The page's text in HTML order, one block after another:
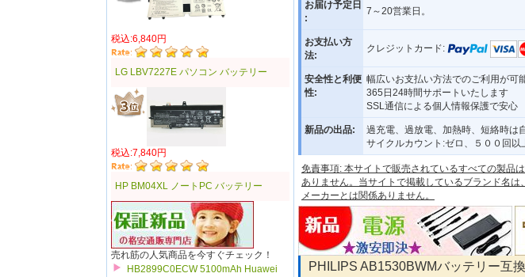
税込:6,840円
LG LBV7227E パソコン バッテリー
税込:7,840円
HP BM04XL ノートPC バッテリー
売れ筋の人気商品を今すぐチェック！
HB2899C0ECW 5100mAh Huawei
お届け予定日
:
7～20営業日。
お支払い方
法:
クレジットカード:
安全性と利便
性:
幅広いお支払い方法でのご利用が可
365日24時間サポートいたします
SSL通信による個人情報保護で安心
新品の出品:
過充電、過放電、加熱時、短絡時は
サイクルカウント:ゼロ、５００回以
免責事項: 本サイトで販売されているすべての製品
ありません。当サイトで掲載しているブランド名は
メーカーとは関係ありません。
PHILIPS AB1530BWMバッテリー互